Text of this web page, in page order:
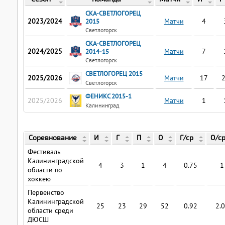
2023/2024
СКА-СВЕТЛОГОРЕЦ
2015
Светлогорск
Матчи 4
2024/2025
СКА-СВЕТЛОГОРЕЦ
2014-15
Светлогорск
Матчи 7
2025/2026 СВЕТЛОГОРЕЦ 2015
Светлогорск
Матчи 17
2025/2026 ФЕНИКС 2015-1
Калининград
Матчи 1
Соревнование И Г П О Г/ср О/ср
Фестиваль
Калининградской
области по
хоккею
4 3 1 4 0.75 1
Первенство
Калининградской
области среди
ДЮСШ
25 23 29 52 0.92